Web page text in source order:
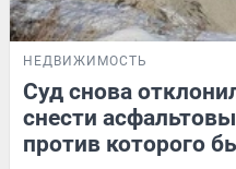
НЕДВИЖИМОСТЬ
Суд снова
снести
против которого